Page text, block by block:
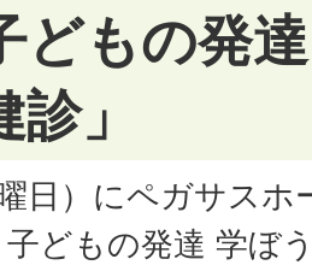
どもの発
」
日）にペガサスホ
子どもの発達 学ぼ